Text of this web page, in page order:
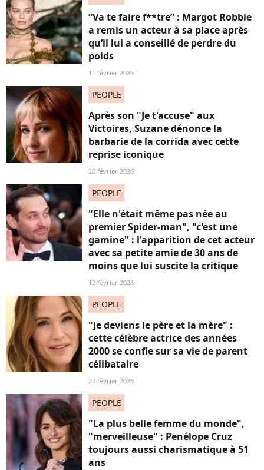
“Va te faire f**tre” : Margot Robbie
a remis un acteur à sa place après
qu’il lui a conseillé de perdre du
poids
11 février 2026
PEOPLE
Après son "Je t'accuse" aux
Victoires, Suzane dénonce la
barbarie de la corrida avec cette
reprise iconique
20 février 2026
PEOPLE
"Elle n'était même pas née au
premier Spider-man", "c'est une
gamine" : l'apparition de cet acteur
avec sa petite amie de 30 ans de
moins que lui suscite la critique
12 février 2026
PEOPLE
"Je deviens le père et la mère" :
cette célèbre actrice des années
2000 se confie sur sa vie de parent
célibataire
27 février 2026
PEOPLE
"La plus belle femme du monde",
"merveilleuse" : Penélope Cruz
toujours aussi charismatique à 51
ans